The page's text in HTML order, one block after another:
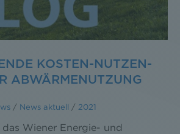
KOSTEN-NUTZEN-
ABWÄRMENUTZUNG
/ News aktuell / 2021
das Wiener Energie- und